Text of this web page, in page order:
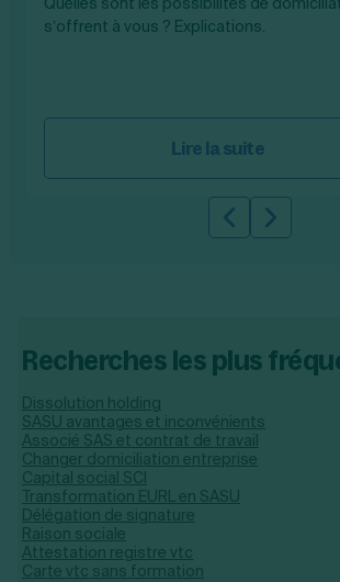
s’offrent à vous ? Explications.
Lire la suite
SlideSlide
Recherches les plus
Dissolution holding
SASU avantages et inconvénients
Associé SAS et contrat de travail
Changer domiciliation entreprise
Capital social SCI
Transformation EURL en SASU
Délégation de signature
Raison sociale
Attestation registre vtc
Carte vtc sans formation